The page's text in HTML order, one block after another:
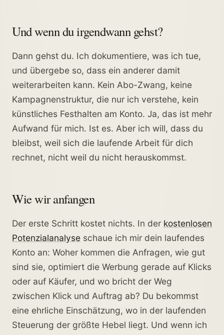
Und wenn du irgendwann gehst?
Dann gehst du. Ich dokumentiere, was ich tue,
und übergebe so, dass ein anderer damit
weiterarbeiten kann. Kein Abo-Zwang, keine
Kampagnenstruktur, die nur ich verstehe, kein
künstliches Festhalten am Konto. Ja, das ist mehr
Aufwand für mich. Ist es. Aber ich will, dass du
bleibst, weil sich die laufende Arbeit für dich
rechnet, nicht weil du nicht herauskommst.
Wie wir anfangen
Der erste Schritt kostet nichts. In der kostenlosen
Potenzialanalyse schaue ich mir dein laufendes
Konto an: Woher kommen die Anfragen, wie gut
sind sie, optimiert die Werbung gerade auf Klicks
oder auf Käufer, und wo bricht der Weg
zwischen Klick und Auftrag ab? Du bekommst
eine ehrliche Einschätzung, wo in der laufenden
Steuerung der größte Hebel liegt. Und wenn ich